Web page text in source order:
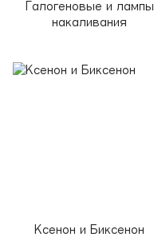
Галогеновые и лампы
накаливания
Ксенон и Биксенон